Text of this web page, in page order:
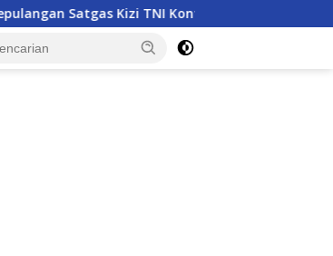
Kontingen Garuda XX-V MONUSCO Disambut